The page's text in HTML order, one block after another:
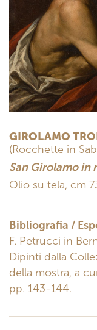
GIROLAMO
(Rocchette in
San Girolamo in
Olio su tela, cm
Bibliografia /
F. Petrucci in
Dipinti dalla
della mostra, a
pp. 143-144.